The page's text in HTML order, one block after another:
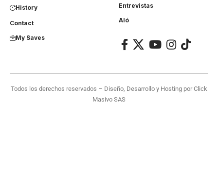
History
Contact
My Saves
Entrevistas
Aló
Todos los derechos reservados – Diseño, Desarrollo y Hosting porClick
Masivo SAS